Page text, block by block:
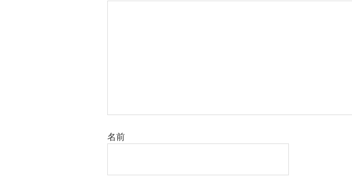
名前